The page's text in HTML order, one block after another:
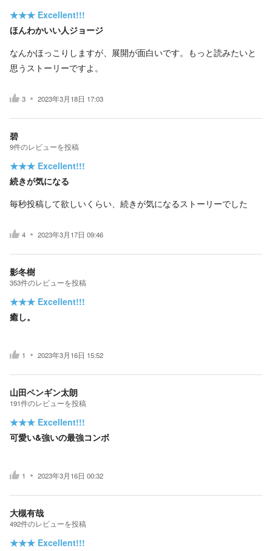
★★★ Excellent!!!
ほんわかいい人ジョージ
なんかほっこりしますが、展開が面白いです。もっと読みたいと
思うストーリーですよ。
3 2023年3月18日 17:03
碧
9件のレビューを投稿
★★★ Excellent!!!
続きが気になる
毎秒投稿して欲しいくらい、続きが気になるストーリーでした
4 2023年3月17日 09:46
影冬樹
353件のレビューを投稿
★★★ Excellent!!!
癒し。
1 2023年3月16日 15:52
山田ペンギン太朗
191件のレビューを投稿
★★★ Excellent!!!
可愛い&強いの最強コンボ
1 2023年3月16日 00:32
大槻有哉
492件のレビューを投稿
★★★ Excellent!!!